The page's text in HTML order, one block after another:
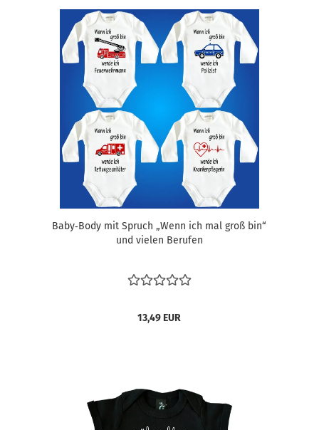
Baby‑Body mit Spruch „Wenn ich mal groß bin“
und vielen Berufen
13,49 EUR